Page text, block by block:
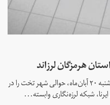
هرمزگان لرزاند
زمین‌لرزه ای با قدرت ۴/۴ریشتر، بامداد روز شنبه ۲۰ آبان‌ماه، حوالی شهر تخت را در
شبکه لرزه‌نگاری وابسته...